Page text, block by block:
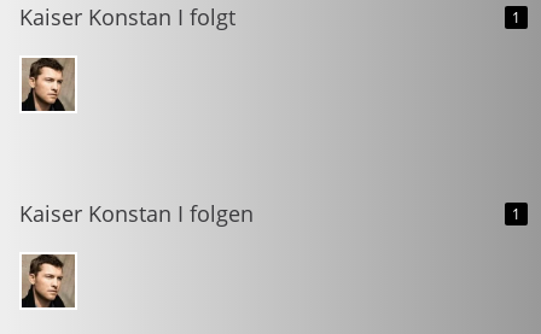
Kaiser Konstan I folgt 1
Kaiser Konstan I folgen 1